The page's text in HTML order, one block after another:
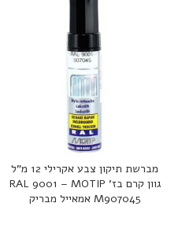
מברשת תיקון צבע אקרילי 12 מ”ל
גוון קרם בז’ RAL 9001 – MOTIP
M907045 אמאייל מבריק